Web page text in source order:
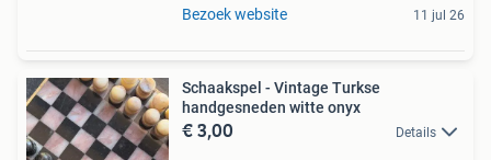
Bezoek website 11 jul 26
Schaakspel - Vintage Turkse
handgesneden witte onyx
€ 3,00 Details